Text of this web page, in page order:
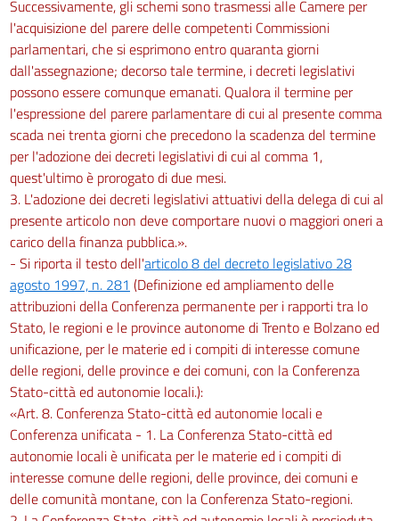
Successivamente, gli schemi sono trasmessi alle Camere per
l'acquisizione del parere delle competenti Commissioni
parlamentari, che si esprimono entro quaranta giorni
dall'assegnazione; decorso tale termine, i decreti legislativi
possono essere comunque emanati. Qualora il termine per
l'espressione del parere parlamentare di cui al presente comma
scada nei trenta giorni che precedono la scadenza del termine
per l'adozione dei decreti legislativi di cui al comma 1,
quest'ultimo è prorogato di due mesi.
3. L'adozione dei decreti legislativi attuativi della delega di cui al
presente articolo non deve comportare nuovi o maggiori oneri a
carico della finanza pubblica.».
- Si riporta il testo dell'articolo 8 del decreto legislativo 28
agosto 1997, n. 281 (Definizione ed ampliamento delle
attribuzioni della Conferenza permanente per i rapporti tra lo
Stato, le regioni e le province autonome di Trento e Bolzano ed
unificazione, per le materie ed i compiti di interesse comune
delle regioni, delle province e dei comuni, con la Conferenza
Stato-città ed autonomie locali.):
«Art. 8. Conferenza Stato-città ed autonomie locali e
Conferenza unificata - 1. La Conferenza Stato-città ed
autonomie locali è unificata per le materie ed i compiti di
interesse comune delle regioni, delle province, dei comuni e
delle comunità montane, con la Conferenza Stato-regioni.